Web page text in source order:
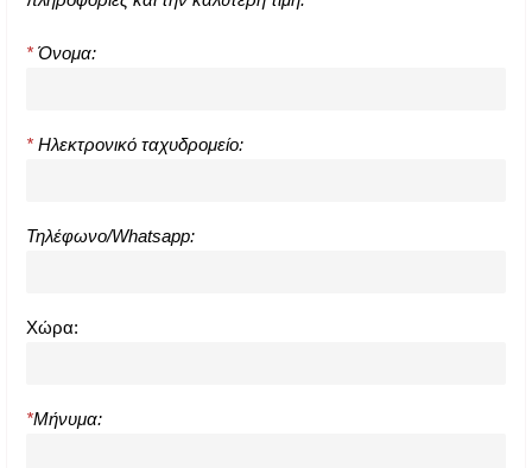
* Όνομα:
* Ηλεκτρονικό ταχυδρομείο:
Τηλέφωνο/Whatsapp:
Χώρα:
*Μήνυμα: